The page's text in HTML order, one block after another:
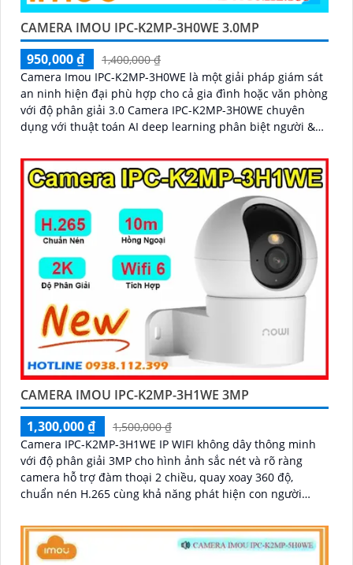
CAMERA IMOU IPC-K2MP-3H0WE 3.0MP
950,000 ₫
1,400,000 ₫
Camera Imou IPC-K2MP-3H0WE là một giải pháp giám sát
an ninh hiện đại phù hợp cho cả gia đình hoặc văn phòng
với độ phân giải 3.0 Camera IPC-K2MP-3H0WE chuyên
dụng với thuật toán AI deep learning phân biệt người &
CAMERA IMOU IPC-K2MP-3H1WE 3MP
1,300,000 ₫
1,500,000 ₫
Camera IPC-K2MP-3H1WE IP WIFI không dây thông minh
với độ phân giải 3MP cho hình ảnh sắc nét và rõ ràng
camera hỗ trợ đàm thoại 2 chiều, quay xoay 360 độ,
chuẩn nén H.265 cùng khả năng phát hiện con người